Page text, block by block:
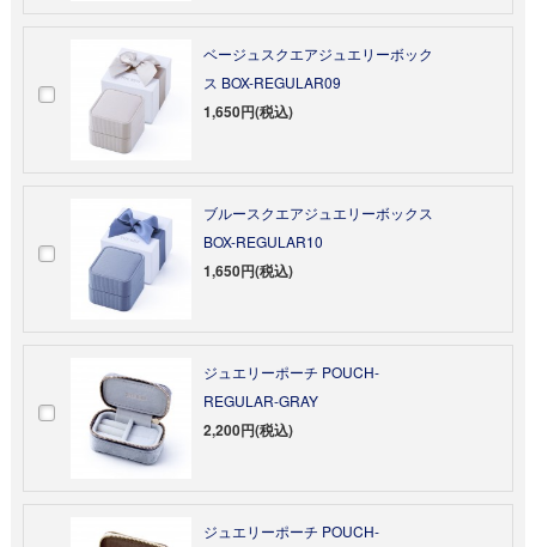
ベージュスクエアジュエリーボック
ス BOX-REGULAR09
1,650円(税込)
ブルースクエアジュエリーボックス
BOX-REGULAR10
1,650円(税込)
ジュエリーポーチ POUCH-
REGULAR-GRAY
2,200円(税込)
ジュエリーポーチ POUCH-